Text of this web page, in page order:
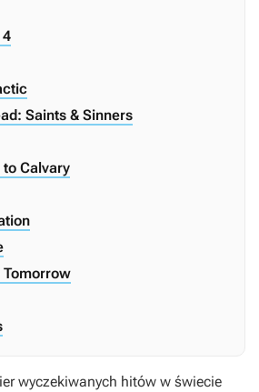
4
Saints & Sinners
Calvary
Tomorrow
wyczekiwanych hitów w świecie